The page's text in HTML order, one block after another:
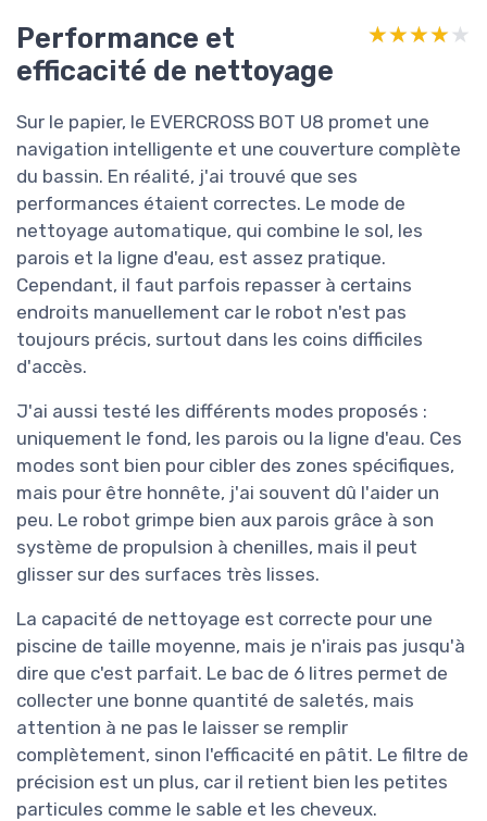
Performance et
efficacité de nettoyage
★★★★★
★★★★★
Sur le papier, le EVERCROSS BOT U8 promet une
navigation intelligente et une couverture complète
du bassin. En réalité, j'ai trouvé que ses
performances étaient correctes. Le mode de
nettoyage automatique, qui combine le sol, les
parois et la ligne d'eau, est assez pratique.
Cependant, il faut parfois repasser à certains
endroits manuellement car le robot n'est pas
toujours précis, surtout dans les coins difficiles
d'accès.
J'ai aussi testé les différents modes proposés :
uniquement le fond, les parois ou la ligne d'eau. Ces
modes sont bien pour cibler des zones spécifiques,
mais pour être honnête, j'ai souvent dû l'aider un
peu. Le robot grimpe bien aux parois grâce à son
système de propulsion à chenilles, mais il peut
glisser sur des surfaces très lisses.
La capacité de nettoyage est correcte pour une
piscine de taille moyenne, mais je n'irais pas jusqu'à
dire que c'est parfait. Le bac de 6 litres permet de
collecter une bonne quantité de saletés, mais
attention à ne pas le laisser se remplir
complètement, sinon l'efficacité en pâtit. Le filtre de
précision est un plus, car il retient bien les petites
particules comme le sable et les cheveux.